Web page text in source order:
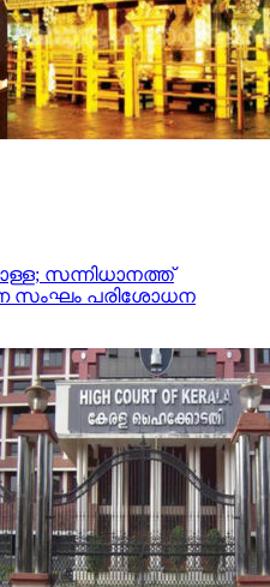
സന്നിധാനത്ത്
പരിശോധന